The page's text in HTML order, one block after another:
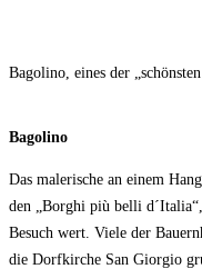
Bagolino, eines der
Bagolino
Das malerische an einem
den „Borghi più belli
Besuch wert. Viele der
die Dorfkirche San Giorgio